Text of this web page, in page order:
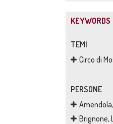
KEYWORDS
TEMI
Circo di
PERSONE
Brignone,